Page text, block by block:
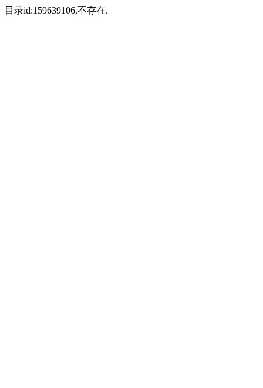
目录id:159639106,不存在.